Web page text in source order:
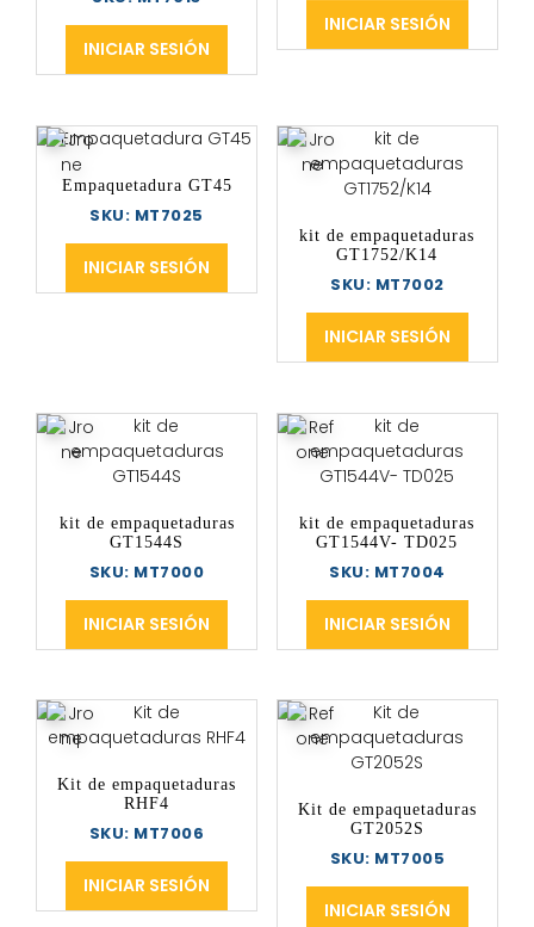
INICIAR SESIÓN
INICIAR SESIÓN
Empaquetadura GT45
SKU: MT7025
INICIAR SESIÓN
kit de empaquetaduras
GT1752/K14
SKU: MT7002
INICIAR SESIÓN
kit de empaquetaduras
GT1544S
SKU: MT7000
INICIAR SESIÓN
kit de empaquetaduras
GT1544V- TD025
SKU: MT7004
INICIAR SESIÓN
Kit de empaquetaduras
RHF4
SKU: MT7006
INICIAR SESIÓN
Kit de empaquetaduras
GT2052S
SKU: MT7005
INICIAR SESIÓN